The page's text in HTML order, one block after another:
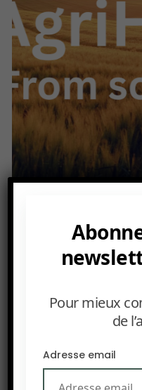
IMPRIMER
AgriHealth:
santé. Mettre fin
de dollars.
Pour mieux
de
Adresse email